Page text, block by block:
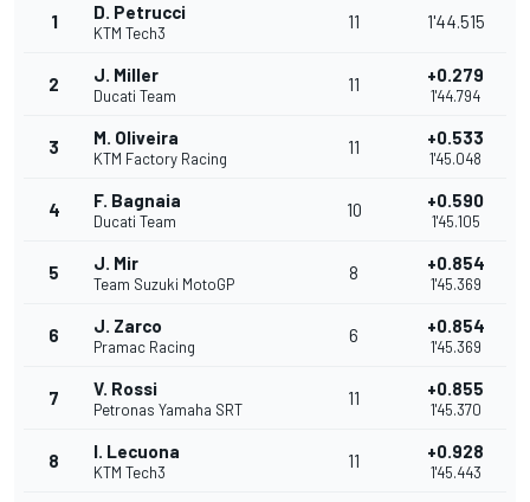
1 D. Petrucci
KTM Tech3
11 1'44.515
2 J. Miller
Ducati Team
11 +0.279
1'44.794
3 M. Oliveira
KTM Factory Racing
11 +0.533
1'45.048
4 F. Bagnaia
Ducati Team
10 +0.590
1'45.105
5 J. Mir
Team Suzuki MotoGP
8 +0.854
1'45.369
6 J. Zarco
Pramac Racing
6 +0.854
1'45.369
7 V. Rossi
Petronas Yamaha SRT
11 +0.855
1'45.370
8 I. Lecuona
KTM Tech3
11 +0.928
1'45.443